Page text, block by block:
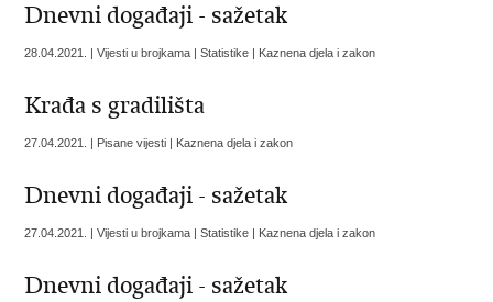
Dnevni događaji - sažetak
28.04.2021. | Vijesti u brojkama | Statistike | Kaznena djela i zakon
Krađa s gradilišta
27.04.2021. | Pisane vijesti | Kaznena djela i zakon
Dnevni događaji - sažetak
27.04.2021. | Vijesti u brojkama | Statistike | Kaznena djela i zakon
Dnevni događaji - sažetak